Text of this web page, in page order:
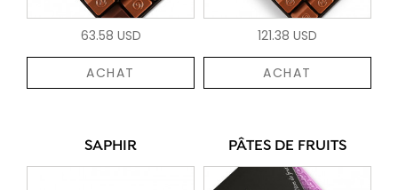
63.58 USD
ACHAT
121.38 USD
ACHAT
SAPHIR PÂTES DE FRUITS